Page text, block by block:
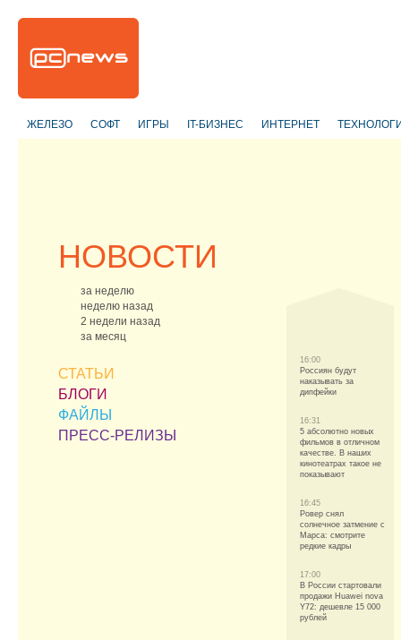
ЖЕЛЕЗО СОФТ ИГРЫ IT-БИЗНЕС ИНТЕРНЕТ
НОВОСТИ
за неделю
неделю назад
2 недели назад
за месяц
СТАТЬИ
БЛОГИ
ФАЙЛЫ
ПРЕСС-РЕЛИЗЫ
16:00
Россиян будут
наказывать за
дипфейки
16:31
5 абсолютно новых
фильмов в отличном
качестве. В наших
кинотеатрах такое не
показывают
16:45
Ровер снял
солнечное затмение с
Марса: смотрите
редкие кадры
17:00
В России стартовали
продажи Huawei nova
Y72: дешевле 15 000
рублей